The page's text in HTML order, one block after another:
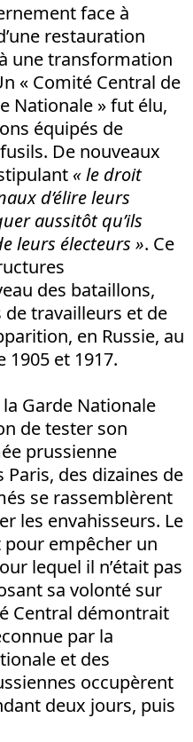
face à
restauration
une transformation
« Comité Central de
Nationale » fut élu,
équipés de
De nouveaux
« le droit
d’élire leurs
aussitôt qu’ils
leurs électeurs ». Ce
des bataillons,
travailleurs et de
en Russie, au
et 1917.
Garde Nationale
de tester son
prussienne
Paris, des dizaines de
se rassemblèrent
les envahisseurs. Le
empêcher un
lequel il n’était pas
sa volonté sur
Central démontrait
par la
et des
occupèrent
deux jours, puis